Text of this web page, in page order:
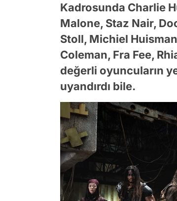
Kadrosunda Charlie
Malone, Staz Nair,
Stoll, Michiel
Coleman, Fra Fee,
değerli oyuncuların
uyandırdı bile.